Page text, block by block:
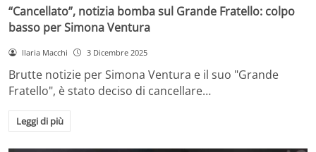
“Cancellato”, notizia bomba sul Grande Fratello: colpo
basso per Simona Ventura
Ilaria Macchi 3 Dicembre 2025
Brutte notizie per Simona Ventura e il suo "Grande
Fratello", è stato deciso di cancellare…
Leggi di più